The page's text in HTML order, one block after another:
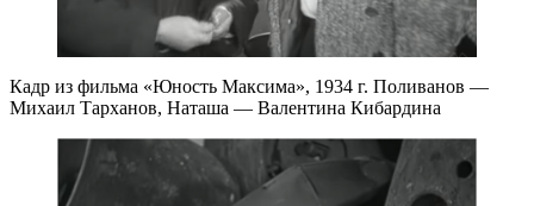
Кадр из фильма «Юность Максима», 1934 г. Поливанов —
Михаил Тарханов, Наташа — Валентина Кибардина